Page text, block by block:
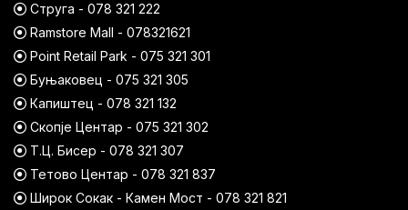
Струга - 078 321 222
Ramstore Mall - 078321621
Point Retail Park - 075 321 301
Буњаковец - 075 321 305
Капиштец - 078 321 132
Скопје Центар - 075 321 302
Т.Ц. Бисер - 078 321 307
Тетово Центар - 078 321 837
Широк Сокак - Камен Мост - 078 321 821